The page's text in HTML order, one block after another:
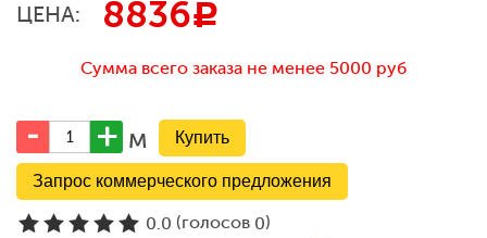
ЦЕНА: 8836c
Сумма всего заказа не менее 5000 руб
м
Запрос коммерческого предложения
0.0 (голосов 0)